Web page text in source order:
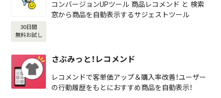
30日間
無料お試し
コンバージョンUPツール 商品レコメンド と 検索
窓から商品を自動表示するサジェストツール
さぶみっと！レコメンド
レコメンドで客単価アップ＆購入率改善！ユーザー
の行動履歴をもとにおすすめ商品を自動表示！